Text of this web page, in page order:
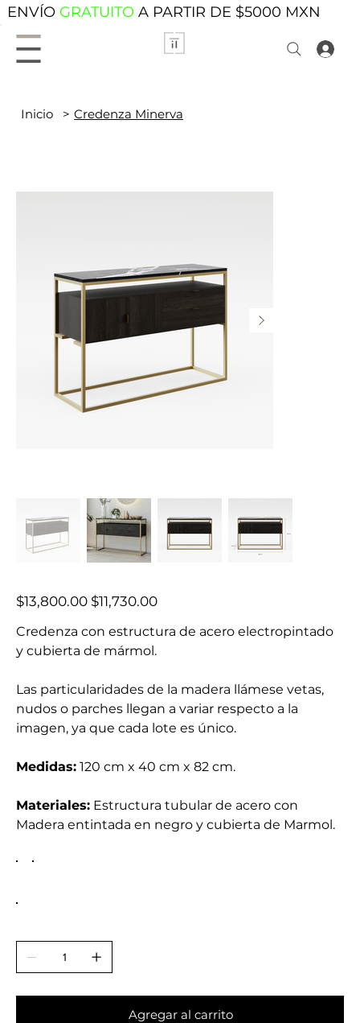
ENVÍO GRATUITO A PARTIR DE $5000 MXN
Inicio > Credenza Minerva
Precio
original
$13,800.00 Precio
de
$11,730.00
Credenza con estructura de acero electropintado
y cubierta de mármol.
Las particularidades de la madera llámese vetas,
nudos o parches llegan a variar respecto a la
imagen, ya que cada lote es único.
Medidas: 120 cm x 40 cm x 82 cm.
Materiales: Estructura tubular de acero con
Madera entintada en negro y cubierta de Marmol.
Agregar al carrito